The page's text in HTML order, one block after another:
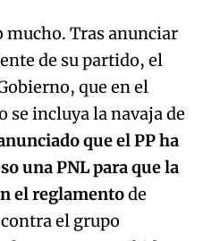
mucho. Tras anunciar
de su partido, el
que en el
incluya la navaja de
que el PP ha
una PNL para que la
el reglamentode
el grupo